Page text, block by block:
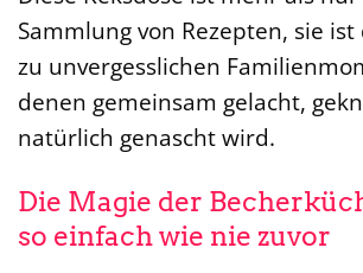
Sammlung von Rezepten, sie ist
zu unvergesslichen
denen gemeinsam gelacht,
natürlich genascht wird.
Die Magie der
so einfach wie nie zuvor